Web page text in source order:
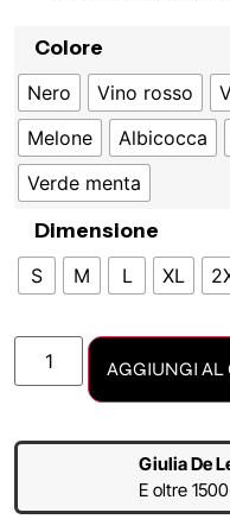
Colore
Nero
Vino rosso
Melone
Albicocca
Verde menta
Dimensione
S
M L XL
AGGIUNGI AL
Giulia De
E oltre